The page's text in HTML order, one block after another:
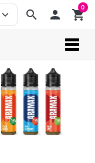
search person shopping_cart
0